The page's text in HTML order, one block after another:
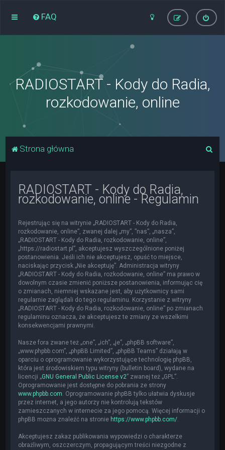
FAQ
RADIOSTART - Kody do Radia,
rozkodowanie, online
Strona główna
RADIOSTART - Kody do Radia,
rozkodowanie, online - Regulamin
Rejestrując się na witrynie „RADIOSTART - Kody do Radia,
rozkodowanie, online”, zwanej dalej „my”, ”nas”, „nasza”,
„RADIOSTART - Kody do Radia, rozkodowanie, online”,
„https://radiostart.pl”, akceptujesz wyszczególnione poniżej
postanowienia. Jeśli ich nie akceptujesz, opuść to miejsce,
naciskając przycisk „Nie akceptuję”. Administracja witryny
„RADIOSTART - Kody do Radia, rozkodowanie, online” ma prawo w
dowolnym czasie zmienić poniższe postanowienia, informując cię
o zmianach, niemniej wskazane jest, aby użytkownicy sami
regularnie zaglądali do tego regulaminu. Korzystanie z witryny
„RADIOSTART - Kody do Radia, rozkodowanie, online” po zmianach
regulaminu oznacza, że akceptujesz te zmiany ze wszelkimi
konsekwencjami prawnymi.
Nasze fora zwane też „one”, „ich”, „je”, „phpBB software”,
„www.phpbb.com”, „phpBB Limited”, „phpBB Teams” działają w
oparciu o oprogramowanie wykorzystujące technologię phpBB,
która jest środowiskiem typu witryny (bulletin board), wydane na
licencji „GNU General Public License v2” zwanej też „GPL”.
Oprogramowanie jest dostępne do pobrania ze strony
www.phpbb.com . Oprogramowanie phpBB tylko ułatwia dyskusje
przez internet, a jego autorzy nie kontrolują tekstów
zamieszczanych w internecie za jego pomocą. Więcej informacji o
phpBB można znaleźć na stronie https://www.phpbb.com/
Akceptujesz zakaz publikowania wypowiedzi o charakterze
obraźliwym, oszczerczym, propagującym treści niezgodne z